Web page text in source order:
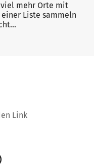
mehr Orte mit
Liste sammeln
Link